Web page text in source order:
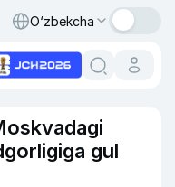
O‘zbekcha
gul